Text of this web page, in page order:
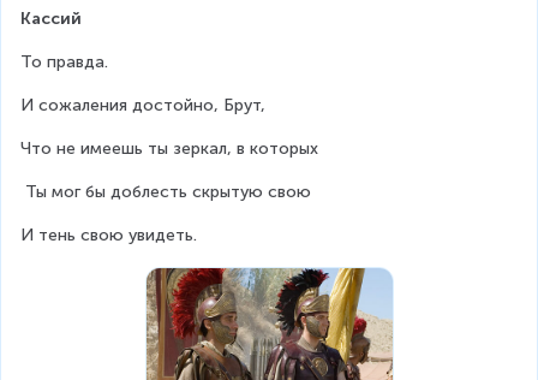
Кассий
То правда.
И сожаления достойно, Брут,
Что не имеешь ты зеркал, в которых
Ты мог бы доблесть скрытую свою
И тень свою увидеть.